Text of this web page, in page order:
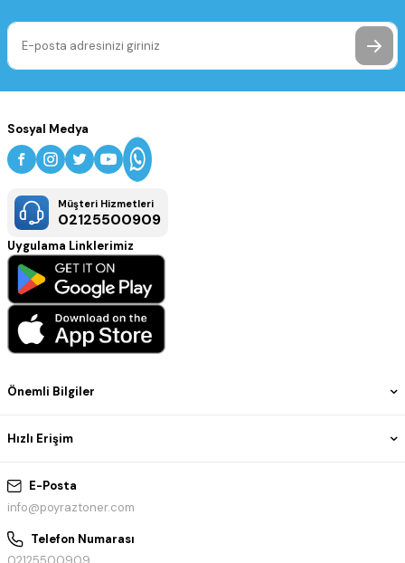
E-Posta
info@poyraztoner.com
Telefon Numarası
Önemli Bilgiler
Hızlı Erişim
Sosyal Medya
Müşteri Hizmetleri
02125500909
Uygulama Linklerimiz